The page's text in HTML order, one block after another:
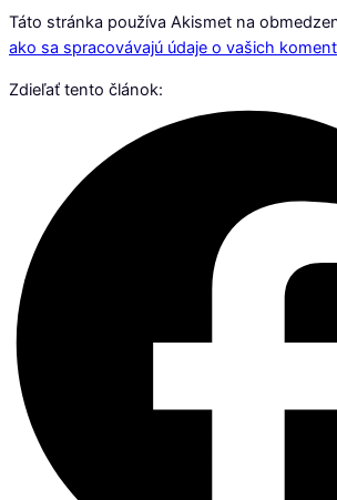
Táto stránka používa Akismet na
ako sa spracovávajú údaje o vašich
Zdieľať tento článok: